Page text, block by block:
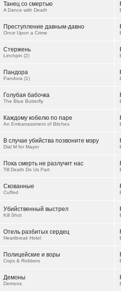
Танец со смертью
A Dance with Death
Преступление давным-давно
Once Upon a Crime
Стержень
Linchpin (2)
Пандора
Pandora (1)
Голубая бабочка
The Blue Butterfly
Каждому кобелю по паре
An Embarrassment of Bitches
В случае убийства позвоните мэру
Dial M for Mayor
Пока смерть не разлучит нас
Till Death Do Us Part
Скованные
Cuffed
Убийственный выстрел
Kill Shot
Отель разбитых сердец
Heartbreak Hotel
Полицейские и воры
Cops & Robbers
Демоны
Demons